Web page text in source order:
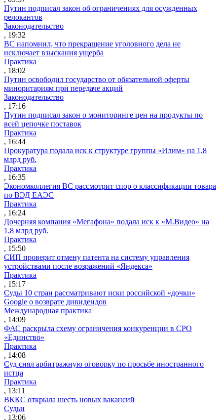
Путин подписал закон об ограничениях для осужденных
релокантов
Законодательство
, 19:32
ВС напомнил, что прекращение уголовного дела не
исключает взыскания ущерба
Практика
, 18:02
Путин освободил государство от обязательной оферты
миноритариям при передаче акций
Законодательство
, 17:16
Путин подписал закон о мониторинге цен на продукты по
всей цепочке поставок
Практика
, 16:44
Прокуратура подала иск к структуре группы «Илим» на 1,8
млрд руб.
Практика
, 16:35
Экономколлегия ВС рассмотрит спор о классификации товара
по ВЭД ЕАЭС
Практика
, 16:24
Дочерняя компания «Мегафона» подала иск к «М.Видео» на
1,8 млрд руб.
Практика
, 15:50
СИП проверит отмену патента на систему управления
устройствами после возражений «Яндекса»
Практика
, 15:17
Суды 10 стран рассматривают иски российской «дочки»
Google о возврате дивидендов
Международная практика
, 14:09
ФАС раскрыла схему ограничения конкуренции в СРО
«Единство»
Практика
, 14:08
Суд снял арбитражную оговорку по просьбе иностранного
истца
Практика
, 13:11
ВККС открыла шесть новых вакансий
Судьи
, 13:06